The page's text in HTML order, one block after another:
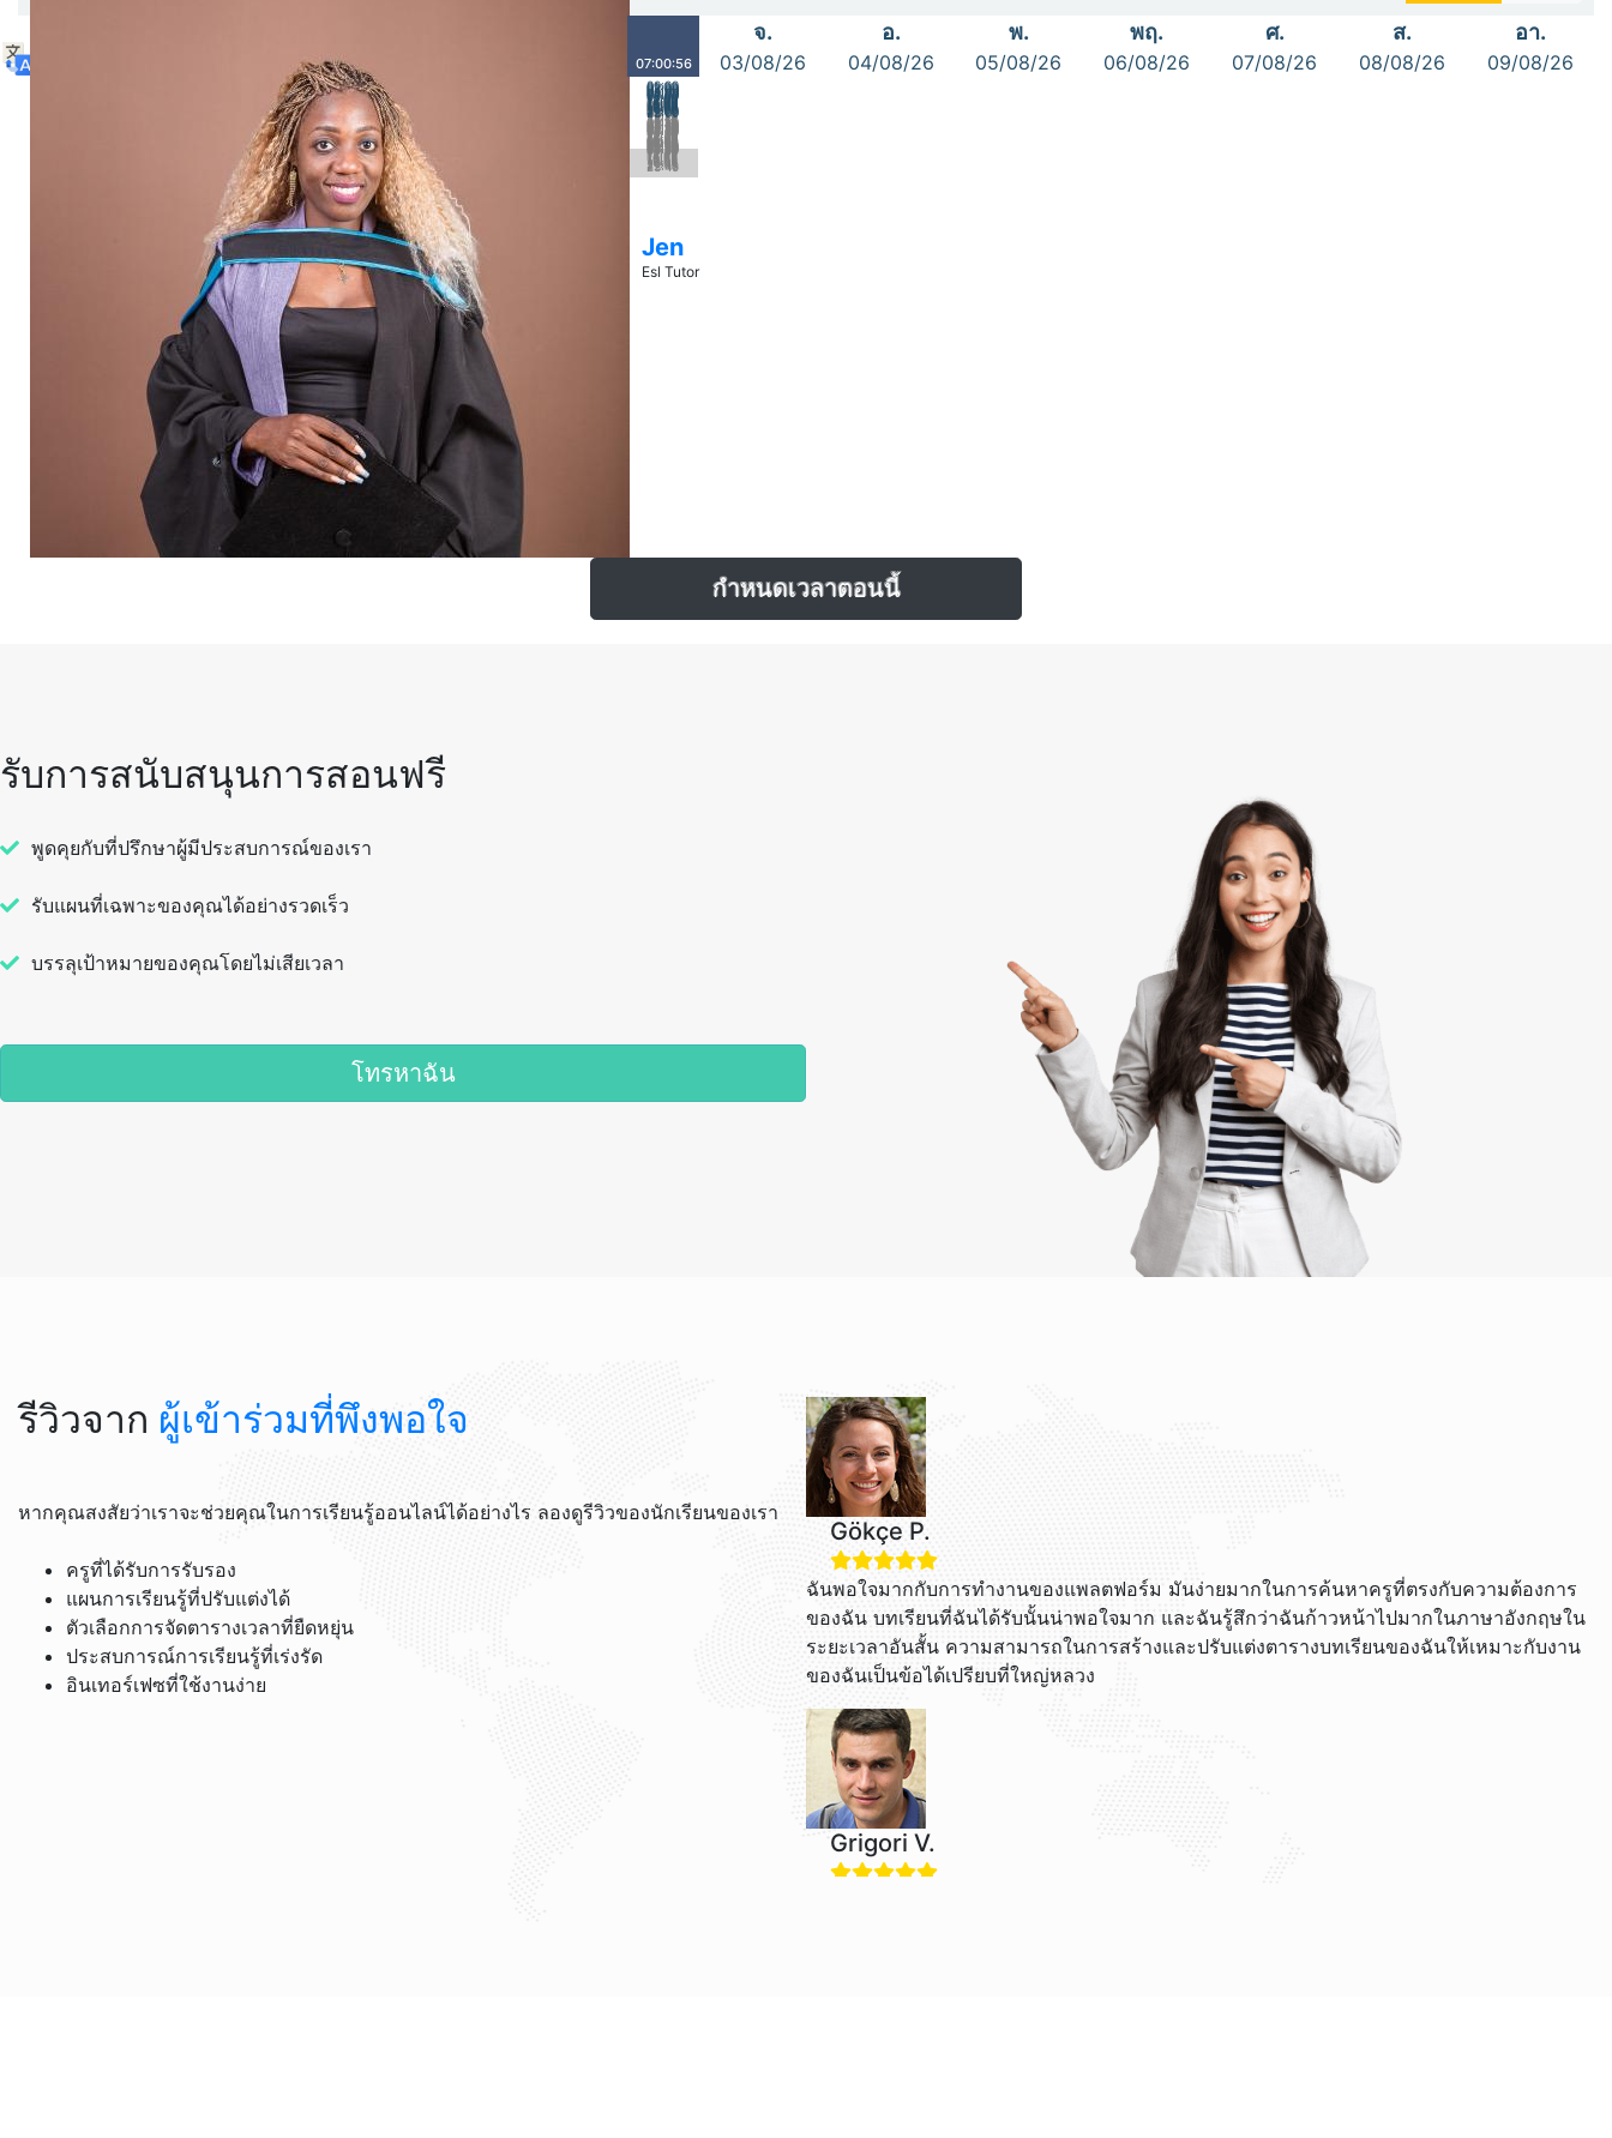
Jen
Esl Tutor
07:00:57
จ.
03/08/26
อ.
04/08/26
พ.
05/08/26
พฤ.
06/08/26
ศ.
07/08/26
ส.
08/08/26
อา.
09/08/26
00:00
00:15
00:30
00:45
01:00
01:15
01:30
01:45
02:00
02:15
02:30
02:45
03:00
03:15
03:30
03:45
04:00
04:15
04:30
04:45
05:00
05:15
05:30
05:45
06:00
06:15
06:30
06:45
07:00
07:15
07:30
07:45
08:00
08:15
08:30
08:45
09:00
09:15
09:30
09:45
10:00
10:15
10:30
10:45
11:00
11:15
11:30
11:45
12:00
12:15
12:30
12:45
13:00
13:15
13:30
13:45
14:00
14:15
14:30
14:45
15:00
15:15
15:30
15:45
16:00
16:15
16:30
16:45
17:00
17:15
17:30
17:45
18:00
18:15
18:30
18:45
19:00
19:15
19:30
19:45
20:00
20:15
20:30
20:45
21:00
21:15
21:30
21:45
22:00
22:15
22:30
22:45
23:00
23:15
23:30
23:45
กำหนดเวลาตอนนี้
รับการสนับสนุนการสอนฟรี
พูดคุยกับที่ปรึกษาผู้มีประสบการณ์ของเรา
รับแผนที่เฉพาะของคุณได้อย่างรวดเร็ว
บรรลุเป้าหมายของคุณโดยไม่เสียเวลา
โทรหาฉัน
รีวิวจาก ผู้เข้าร่วมที่พึงพอใจ
หากคุณสงสัยว่าเราจะช่วยคุณในการเรียนรู้ออนไลน์ได้อย่างไร ลองดูรีวิวของนักเรียนของเรา
ครูที่ได้รับการรับรอง
แผนการเรียนรู้ที่ปรับแต่งได้
ตัวเลือกการจัดตารางเวลาที่ยืดหยุ่น
ประสบการณ์การเรียนรู้ที่เร่งรัด
อินเทอร์เฟซที่ใช้งานง่าย
Gökçe P.
ฉันพอใจมากกับการทำงานของแพลตฟอร์ม มันง่ายมากในการค้นหาครูที่ตรงกับความต้องการ
ของฉัน บทเรียนที่ฉันได้รับนั้นน่าพอใจมาก และฉันรู้สึกว่าฉันก้าวหน้าไปมากในภาษาอังกฤษใน
ระยะเวลาอันสั้น ความสามารถในการสร้างและปรับแต่งตารางบทเรียนของฉันให้เหมาะกับงาน
ของฉันเป็นข้อได้เปรียบที่ใหญ่หลวง
Grigori V.